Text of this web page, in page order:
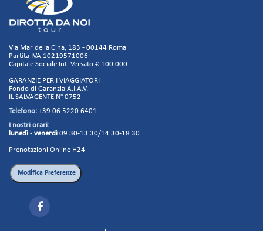
Via Mar della Cina, 183 - 00144 Roma
Partita IVA 10219571006
Capitale Sociale Int. Versato € 100.000
GARANZIE PER I VIAGGIATORI
Fondo di Garanzia A.I.A.V.
IL SALVAGENTE N° 0752
Telefono: +39 06 5220.6401
I nostri orari:
lunedì - venerdì 09.30-13.30/14.30-18.30
Prenotazioni Online H24